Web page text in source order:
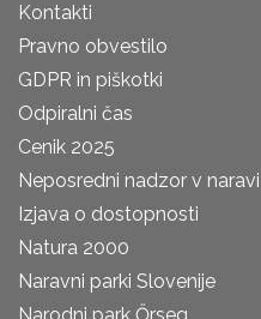
Kontakti
Pravno obvestilo
GDPR in piškotki
Odpiralni čas
Cenik 2025
Neposredni nadzor v naravi
Izjava o dostopnosti
Natura 2000
Naravni parki Slovenije